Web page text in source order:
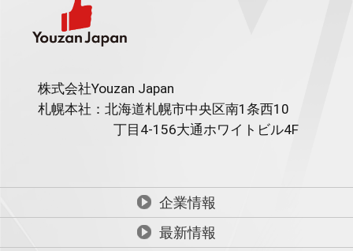
株式会社Youzan Japan
札幌本社：北海道札幌市中央区南1条西10
丁目4-156大通ホワイトビル4F
企業情報
最新情報